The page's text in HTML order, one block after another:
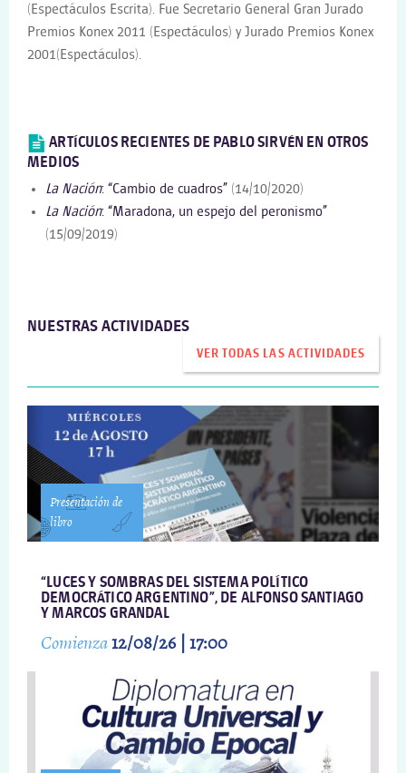
(Espectáculos Escrita). Fue Secretario General Gran Jurado
Premios Konex 2011 (Espectáculos) y Jurado Premios Konex
2001(Espectáculos).
ARTÍCULOS RECIENTES DE PABLO SIRVÉN EN OTROS
MEDIOS
La Nación: “Cambio de cuadros” (14/10/2020)
La Nación: “Maradona, un espejo del peronismo”
(15/09/2019)
NUESTRAS ACTIVIDADES
VER TODAS LAS ACTIVIDADES
Presentación de
libro
“LUCES Y SOMBRAS DEL SISTEMA POLÍTICO
DEMOCRÁTICO ARGENTINO”, DE ALFONSO SANTIAGO
Y MARCOS GRANDAL
Comienza12/08/26 | 17:00